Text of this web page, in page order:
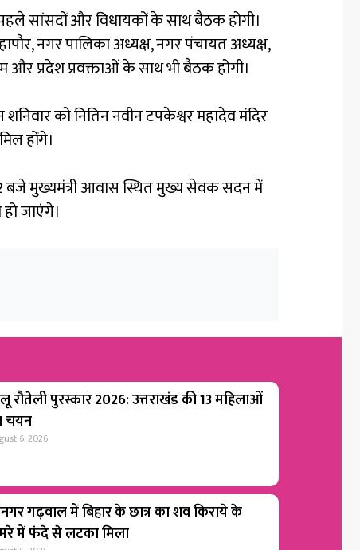
सांसदों और विधायकों के साथ बैठक होगी।
नगर पालिका अध्यक्ष, नगर पंचायत अध्यक्ष,
और प्रदेश प्रवक्ताओं के साथ भी बैठक होगी।
को नितिन नवीन टपकेश्वर महादेव मंदिर
होंगे।
बजे मुख्यमंत्री आवास स्थित मुख्य सेवक सदन में
जाएंगे।
रौतेली पुरस्कार 2026: उत्तराखंड की 13 महिलाओं
चयन
6, 2026
गढ़वाल में बिहार के छात्र का शव किराये के
में फंदे से लटका मिला